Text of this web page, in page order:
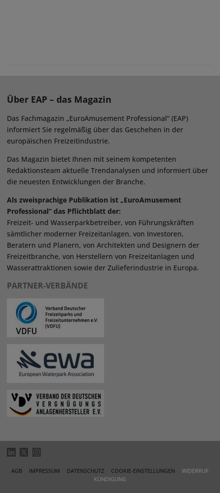
Über EAP – das Magazin
Das Fachmagazin „EuroAmusement Professional“ (EAP)
informiert Sie regelmäßig über das Geschehen in der
europäischen Freizeitindustrie.
Das Magazin bietet Ihnen mit seinem kompetenten
Redaktionsteam aktuelle Trendanalysen und informiert über
die neuesten Entwicklungen der Branche.
Als zweisprachige Publikation ist „EuroAmusement
Professional“ das Pflichtblatt der:
Freizeit- und Wasserparkbetreiber, von Führungskräften
sämtlicher moderner Freizeitanlagen, von Investoren,
Beratern und Planern, von Architekten und Designern der
Freizeitbranche, von Herstellern von Freizeitanlagen und
Wasserattraktionen sowie der Zulieferindustrie in Europa.
PARTNER-VERBÄNDE
AGB IMPRESSUM DATENSCHUTZ COOKIE-EINSTELLUNGEN
WIDERRUF
KÜNDIGUNG